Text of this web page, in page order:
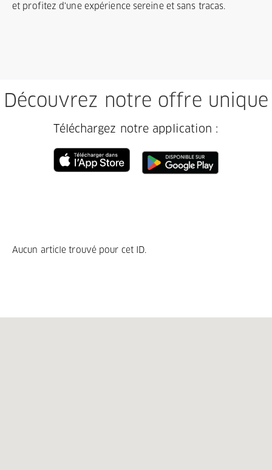
et profitez d'une expérience sereine et sans tracas.
Découvrez notre offre unique
Téléchargez notre application :
Aucun article trouvé pour cet ID.